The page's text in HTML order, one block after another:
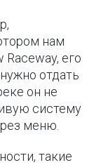
нам
его
отдать
он не
систему
меню.
такие